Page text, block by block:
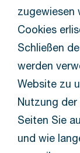
zugewiesen
Cookies
Schließen
werden
Website zu
Nutzung
Seiten Sie
und wie